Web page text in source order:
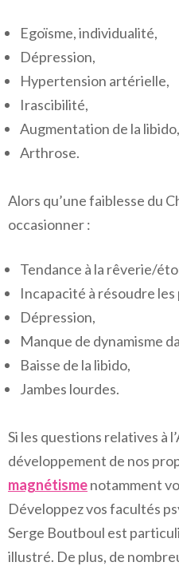
Egoïsme, individualité,
Dépression,
Hypertension artérielle,
Irascibilité,
Augmentation de la libido,
Arthrose.
Alors qu’une faiblesse du
occasionner :
Tendance à la rêverie/
Incapacité à résoudre les
Dépression,
Manque de dynamisme
Baisse de la libido,
Jambes lourdes.
Si les questions relatives à
développement de nos
magnétismenotamment
Développez vos facultés
Serge Boutboul est
illustré. De plus, de